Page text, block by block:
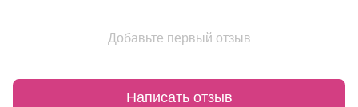
Добавьте первый отзыв
Написать отзыв